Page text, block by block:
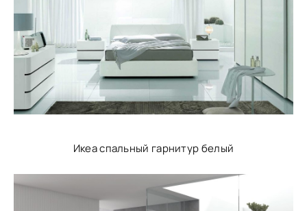
Икеа спальный гарнитур белый